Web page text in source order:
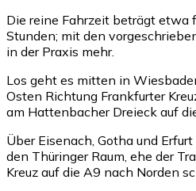
Die reine Fahrzeit beträgt etwa
Stunden; mit den
in der Praxis mehr.
Los geht es mitten in
Osten Richtung Frankfurter
am Hattenbacher Dreieck auf
Über Eisenach, Gotha und
den Thüringer Raum, ehe der
Kreuz auf die A9 nach Norden